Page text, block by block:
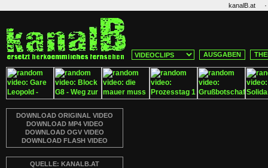
kanalB.at ·
AUSGABEN
DOWNLOAD ORIGINAL VIDEO
DOWNLOAD MP4 VIDEO
DOWNLOAD OGV VIDEO
DOWNLOAD FLASH VIDEO
QUELLE: KANALB.AT